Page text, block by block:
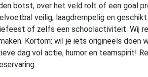
botst, over het veld rolt of een goal
veilig, laagdrempelig en
of zelfs een schoolactiviteit. Wij
Kortom: wil je iets origineels doen
dag vol actie, humor en teamspirit!